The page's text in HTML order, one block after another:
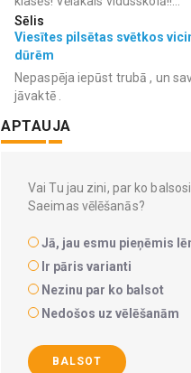
Sēlis
Viesītes pilsētas svētkos
dūrēm
Nepaspēja iepūst trubā , un
jāvaktē .
APTAUJA
Vai Tu jau zini, par ko balsosi
Saeimas vēlēšanās?
Jā, jau esmu pieņēmis
Ir pāris varianti
Nezinu par ko balsot
Nedošos uz vēlēšanām
BALSOT